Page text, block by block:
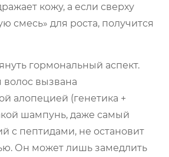
кожу, а если сверху
смесь» для роста, получится
гормональный аспект.
волос вызвана
алопецией (генетика +
шампунь, даже самый
с пептидами, не остановит
Он может лишь замедлить